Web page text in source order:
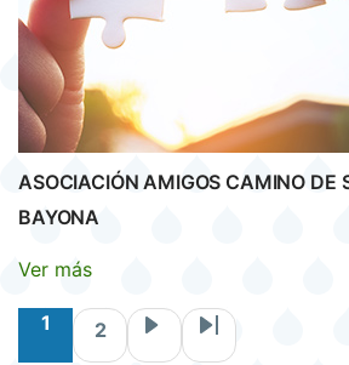
ASOCIACIÓN AMIGOS CAMINO DE
BAYONA
Ver más
Página
1 2